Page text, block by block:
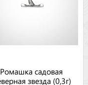
Ромашка садовая
звезда (0,3г)